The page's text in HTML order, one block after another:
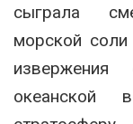
сыграла
морской